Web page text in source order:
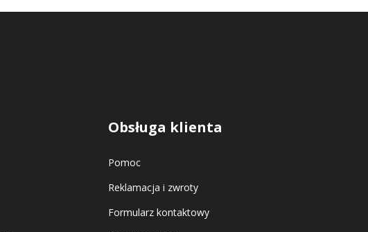
Obsługa klienta
Pomoc
Reklamacja i zwroty
Formularz kontaktowy